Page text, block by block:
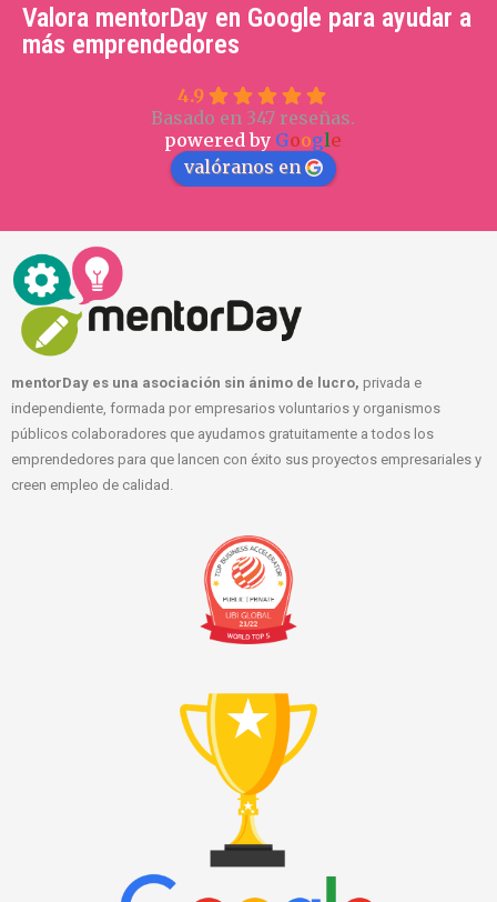
Valora mentorDay en Google para ayudar a
más emprendedores
4.9
Basado en 347 reseñas.
powered by Google
valóranos en
mentorDay es una asociación sin ánimo de lucro, privada e
independiente, formada por empresarios voluntarios y organismos
públicos colaboradores que ayudamos gratuitamente a todos los
emprendedores para que lancen con éxito sus proyectos empresariales y
creen empleo de calidad.